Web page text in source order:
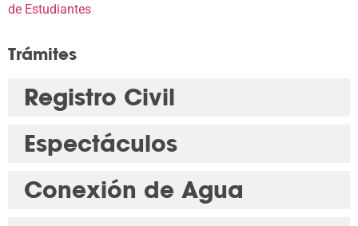
de Estudiantes
Trámites
Registro Civil
Espectáculos
Conexión de Agua